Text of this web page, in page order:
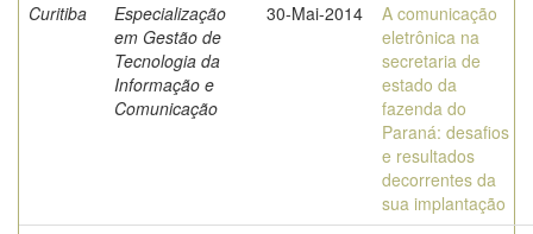
Curitiba
Especialização
em Gestão de
Tecnologia da
Informação e
Comunicação
30-Mai-2014
A comunicação
eletrônica na
secretaria de
estado da
fazenda do
Paraná: desafios
e resultados
decorrentes da
sua implantação